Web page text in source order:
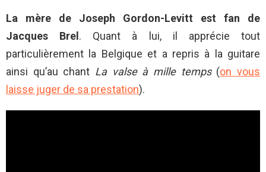
La mère de Joseph Gordon-Levitt est fan de
Jacques Brel. Quant à lui, il apprécie tout
particulièrement la Belgique et a repris à la guitare
ainsi qu’au chant La valse à mille temps(on vous
laisse juger de sa prestation).